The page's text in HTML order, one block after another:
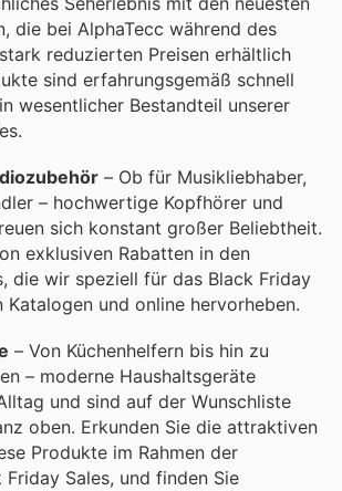
die bei AlphaTecc während des
reduzierten Preisen erhältlich
sind erfahrungsgemäß schnell
wesentlicher Bestandteil unserer
– Ob für Musikliebhaber,
– hochwertige Kopfhörer und
sich konstant großer Beliebtheit.
exklusiven Rabatten in den
die wir speziell für das Black Friday
Katalogen und online hervorheben.
– Von Küchenhelfern bis hin zu
– moderne Haushaltsgeräte
und sind auf der Wunschliste
oben. Erkunden Sie die attraktiven
Produkte im Rahmen der
Friday Sales, und finden Sie